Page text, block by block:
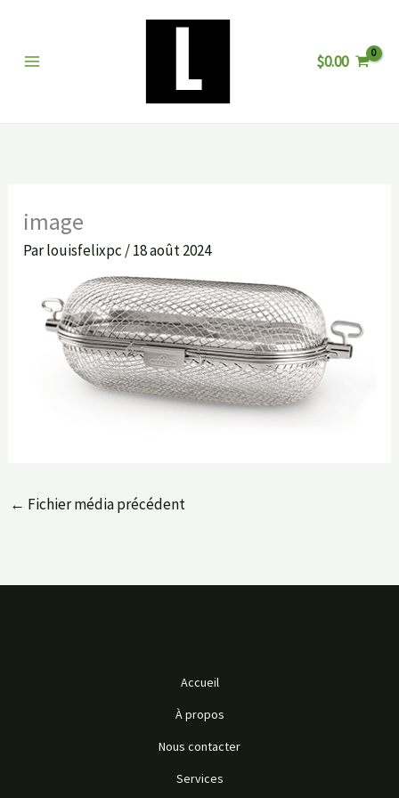
contenu
$0.00
image
Parlouisfelixpc /18 août 2024
← Fichier média précédent
Accueil
À propos
Nous contacter
Services